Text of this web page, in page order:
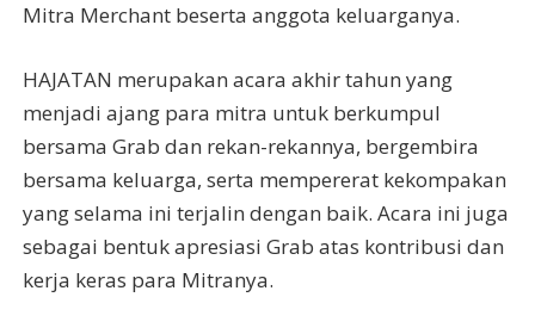
Mitra Merchant beserta anggota keluarganya.
HAJATAN merupakan acara akhir tahun yang
menjadi ajang para mitra untuk berkumpul
bersama Grab dan rekan-rekannya, bergembira
bersama keluarga, serta mempererat kekompakan
yang selama ini terjalin dengan baik. Acara ini juga
sebagai bentuk apresiasi Grab atas kontribusi dan
kerja keras para Mitranya.